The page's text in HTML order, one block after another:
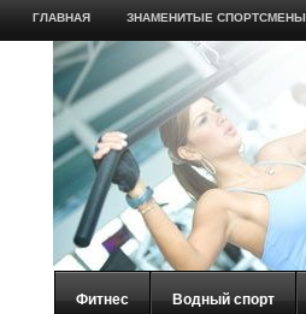
ГЛАВНАЯ ЗНАМЕНИТЫЕ СПОРТСМЕНЫ
Фитнес Водный спорт